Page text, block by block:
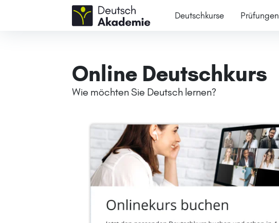
Deutschkurse Prüfungen
Online Deutschkurs
Wie möchten Sie Deutsch lernen?